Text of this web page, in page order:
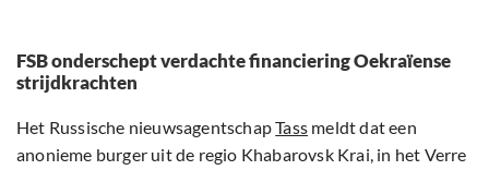
FSB onderschept verdachte financiering Oekraïense
strijdkrachten
Het Russische nieuwsagentschapTass meldt dat een
anonieme burger uit de regio Khabarovsk Krai, in het Verre